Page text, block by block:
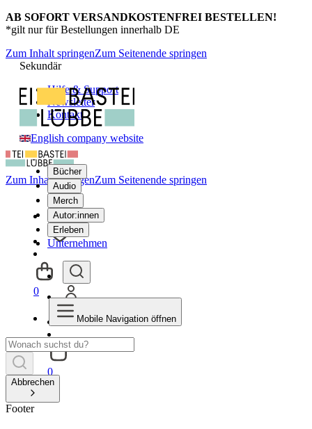
AB SOFORT VERSANDKOSTENFREI BESTELLEN!
*gilt nur für Bestellungen innerhalb DE
Zum Inhalt springenZum Seitenende springen
Sekundär
Hilfe & Support
Newsletter
Kontakt
English company website
Bücher
Audio
Merch
Autor:innen
Erleben
Unternehmen
0
Zum Inhalt springenZum Seitenende springen
0
Mobile Navigation öffnen
Abbrechen
Footer